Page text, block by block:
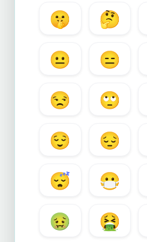
🤫
🤔
😐
😑
😒
🙄
😌
😔
😴
😷
🤢
🤮